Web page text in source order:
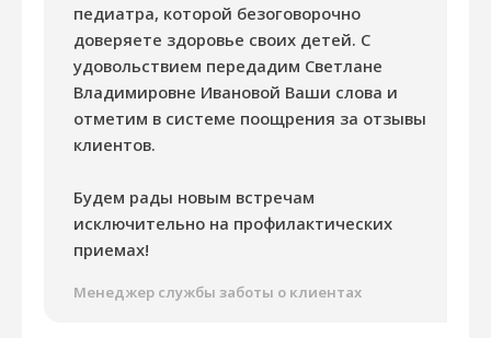
педиатра, которой безоговорочно
доверяете здоровье своих детей. С
удовольствием передадим Светлане
Владимировне Ивановой Ваши слова и
отметим в системе поощрения за отзывы
клиентов.
Будем рады новым встречам
исключительно на профилактических
приемах!
Менеджер службы заботы о клиентах